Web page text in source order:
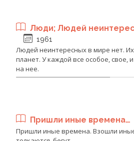
Люди; Людей
1961
Людей неинтересных в мире нет.
планет. У каждой все особое, свое,
на нее.
Пришли иные времена…
Пришли иные времена. Взошли